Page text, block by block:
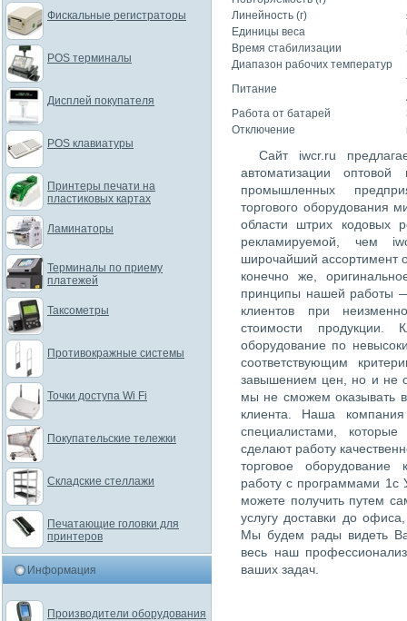
Линейность (г)
Единицы веса
Время стабилизации
Диапазон рабочих температур
Питание
Работа от батарей
Отключение
Сайт iwcr.ru
автоматизации
промышленных
торгового оборудования
области штрих кодовых
рекламируемой, чем
широчайший ассортимент
конечно же,
принципы нашей работы
клиентов при
стоимости продукции.
оборудование по
соответствующим
завышением цен, но и не
мы не сможем оказывать
клиента. Наша компания
специалистами,
сделают работу
торговое оборудование
работу с программами 1с
можете получить путем
услугу доставки до
Мы будем рады видеть
весь наш
ваших задач.
Фискальные регистраторы
POS терминалы
Дисплей покупателя
POS клавиатуры
Принтеры печати на
пластиковых картах
Ламинаторы
Терминалы по приему
платежей
Таксометры
Противокражные системы
Точки доступа Wi Fi
Покупательские тележки
Складские стеллажи
Печатающие головки для
принтеров
Информация
Производители оборудования